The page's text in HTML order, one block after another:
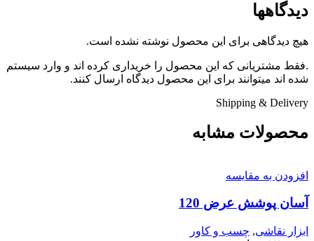
دیدگاهها
هیچ دیدگاهی برای این محصول نوشته نشده است.
.فقط مشتریانی که این محصول را خریداری کرده اند و وارد سیستم
شده اند میتوانند برای این محصول دیدگاه ارسال کنند.
Shipping & Delivery
محصولات مشابه
افزودن به مقایسه
آسان پوشش عرض 120
ابزار نقاشی, چسب و کاور